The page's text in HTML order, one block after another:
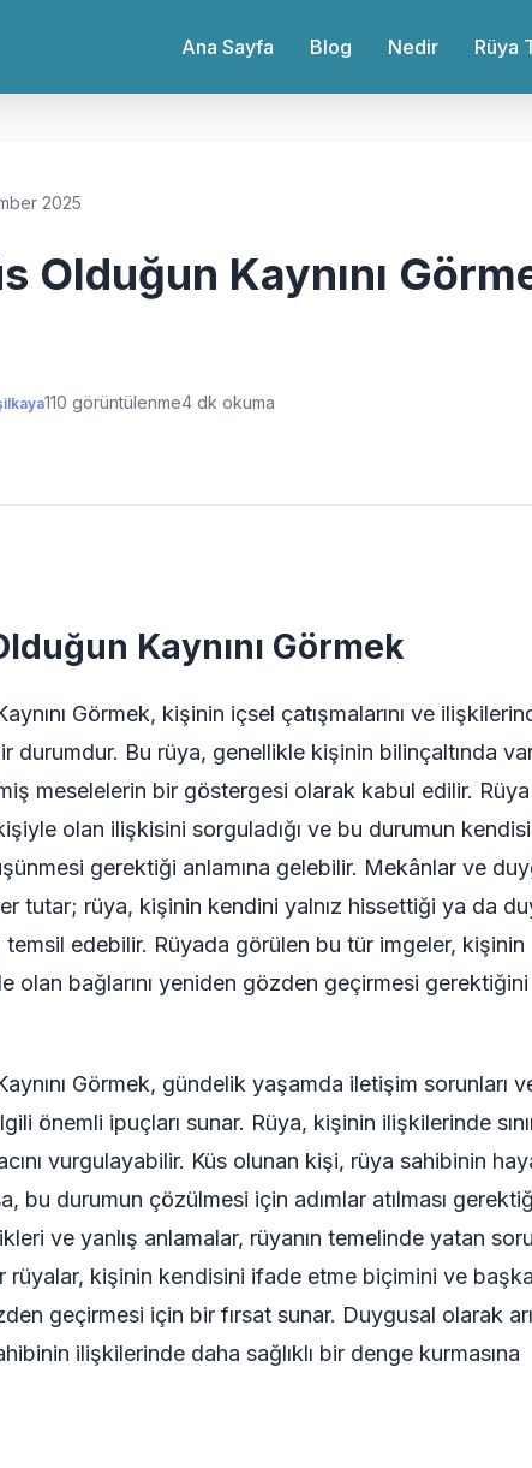
Ana Sayfa Blog Nedir Rüya
2025
Olduğun Kaynını
110 görüntülenme4 dk okuma
Kaynını Görmek
Görmek, kişinin içsel çatışmalarını ve
durumdur. Bu rüya, genellikle kişinin bilinçaltında
meselelerin bir göstergesi olarak kabul edilir. Rüya
olan ilişkisini sorguladığı ve bu durumun
gerektiği anlamına gelebilir. Mekânlar ve
tutar; rüya, kişinin kendini yalnız hissettiği ya da
temsil edebilir. Rüyada görülen bu tür imgeler, kişinin
olan bağlarını yeniden gözden geçirmesi
Görmek, gündelik yaşamda iletişim sorunları
önemli ipuçları sunar. Rüya, kişinin ilişkilerinde
vurgulayabilir. Küs olunan kişi, rüya sahibinin
bu durumun çözülmesi için adımlar atılması
ve yanlış anlamalar, rüyanın temelinde yatan
rüyalar, kişinin kendisini ifade etme biçimini ve
geçirmesi için bir fırsat sunar. Duygusal olarak
ilişkilerinde daha sağlıklı bir denge kurmasına